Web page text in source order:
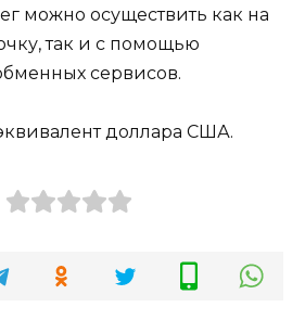
можно осуществить как на
так и с помощью
сервисов.
доллара США.